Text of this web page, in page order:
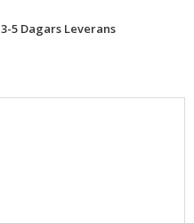
3-5 Dagars Leverans